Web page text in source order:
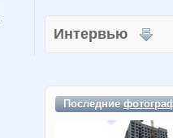
Интервью
Последние